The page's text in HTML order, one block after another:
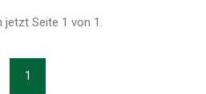
jetzt Seite 1 von 1.
1